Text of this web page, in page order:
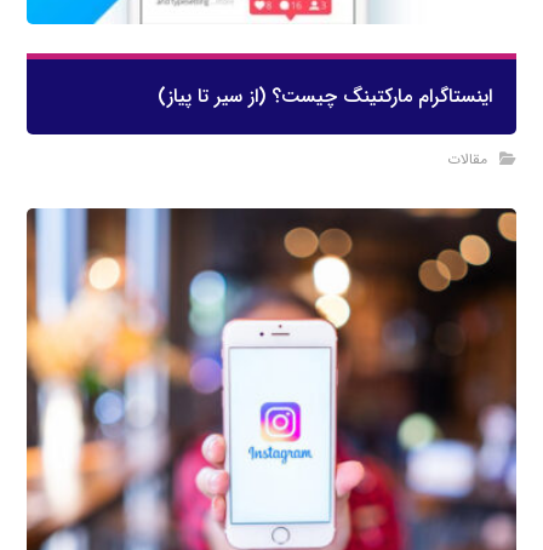
اینستاگرام مارکتینگ چیست؟ (از سیر تا پیاز)
مقالات